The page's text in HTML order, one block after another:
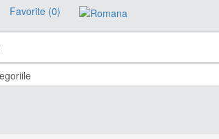
Favorite (0)